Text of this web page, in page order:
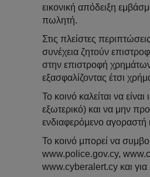
εικονική απόδειξη
πωλητή.
Στις πλείστες
συνέχεια ζητούν
στην επιστροφή
εξασφαλίζοντας έτσι
Το κοινό καλείται να
εξωτερικό) και να μην
ενδιαφερόμενο αγοραστή
Το κοινό μπορεί να
www.police.gov.cy,
www.cyberalert.cy και